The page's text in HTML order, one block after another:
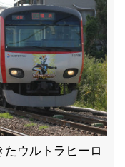
ウルトラヒーロ